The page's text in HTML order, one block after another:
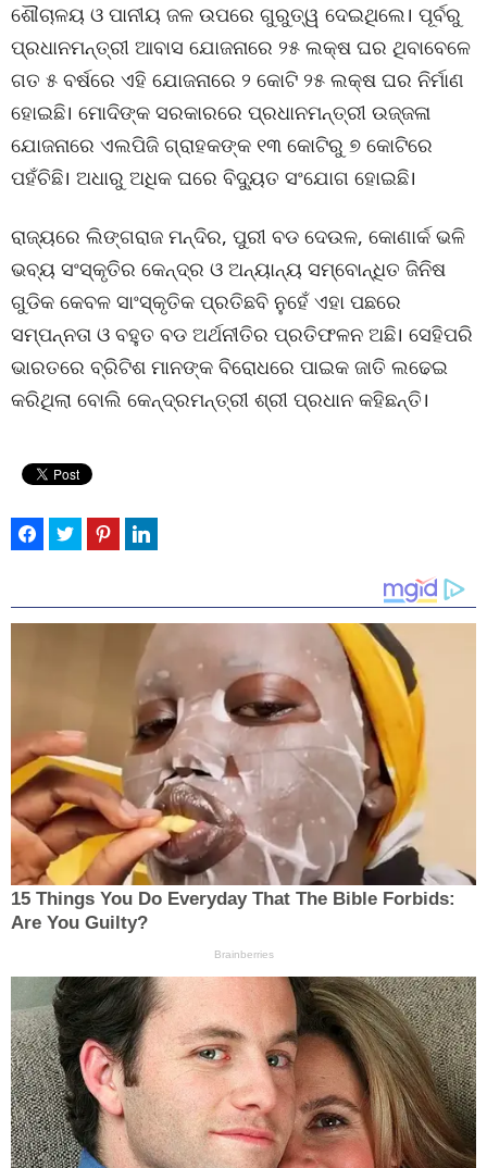
ଶୌଚାଳୟ ଓ ପାନୀୟ ଜଳ ଉପରେ ଗୁରୁତ୍ୱ ଦେଇଥିଲେ। ପୂର୍ବରୁ
ପ୍ରଧାନମନ୍ତ୍ରୀ ଆବାସ ଯୋଜନାରେ ୨୫ ଲକ୍ଷ ଘର ଥିବାବେଳେ
ଗତ ୫ ବର୍ଷରେ ଏହି ଯୋଜନାରେ ୨ କୋଟି ୨୫ ଲକ୍ଷ ଘର ନିର୍ମାଣ
ହୋଇଛି। ମୋଦିଙ୍କ ସରକାରରେ ପ୍ରଧାନମନ୍ତ୍ରୀ ଉଜ୍ଜଳା
ଯୋଜନାରେ ଏଲପିଜି ଗ୍ରାହକଙ୍କ ୧୩ କୋଟିରୁ ୭ କୋଟିରେ
ପହଁଚିଛି। ଅଧାରୁ ଅଧିକ ଘରେ ବିଦ୍ୟୁତ ସଂଯୋଗ ହୋଇଛି।
ରାଜ୍ୟରେ ଲିଙ୍ଗରାଜ ମନ୍ଦିର, ପୁରୀ ବଡ ଦେଉଳ, କୋଣାର୍କ ଭଳି
ଭବ୍ୟ ସଂସ୍କୃତିର କେନ୍ଦ୍ର ଓ ଅନ୍ୟାନ୍ୟ ସମ୍ବୋନ୍ଧିତ ଜିନିଷ
ଗୁଡିକ କେବଳ ସାଂସ୍କୃତିକ ପ୍ରତିଛବି ନୁହେଁ ଏହା ପଛରେ
ସମ୍ପନ୍ନତା ଓ ବହୁତ ବଡ ଅର୍ଥନୀତିର ପ୍ରତିଫଳନ ଅଛି। ସେହିପରି
ଭାରତରେ ବ୍ରିଟିଶ ମାନଙ୍କ ବିରୋଧରେ ପାଇକ ଜାତି ଲଢେଇ
କରିଥିଲା ବୋଲି କେନ୍ଦ୍ରମନ୍ତ୍ରୀ ଶ୍ରୀ ପ୍ରଧାନ କହିଛନ୍ତି।